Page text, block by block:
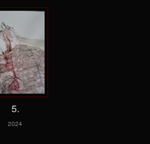
5.
2024